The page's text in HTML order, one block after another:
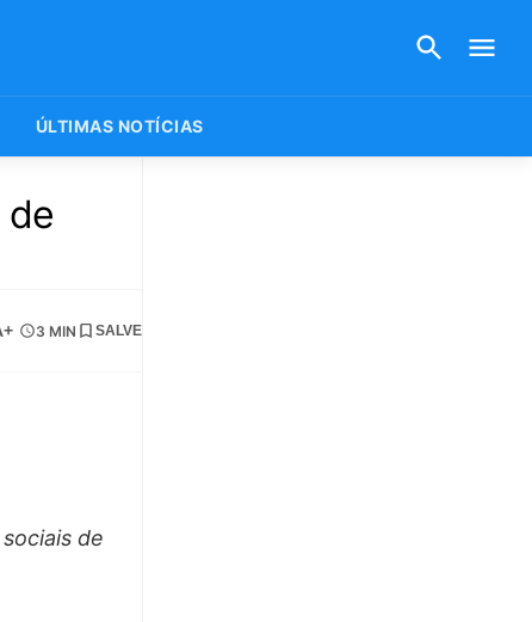
ÚLTIMAS NOTÍCIAS
3 MIN SALVE
de